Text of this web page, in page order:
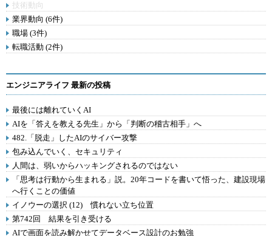
技術動向
業界動向 (6件)
職場 (3件)
転職活動 (2件)
エンジニアライフ 最新の投稿
最後には離れていくAI
AIを「答えを教える先生」から「判断の稽古相手」へ
482.「脱走」したAIのサイバー攻撃
包み込んでいく、セキュリティ
人間は、弱いからハッキングされるのではない
「思考は行動から生まれる」説。20年コードを書いて悟った、建設現場
へ行くことの価値
イノウーの選択 (12) 慣れない立ち位置
第742回 結果を引き受ける
AIで画面を読み解かせてデータベース設計のお勉強